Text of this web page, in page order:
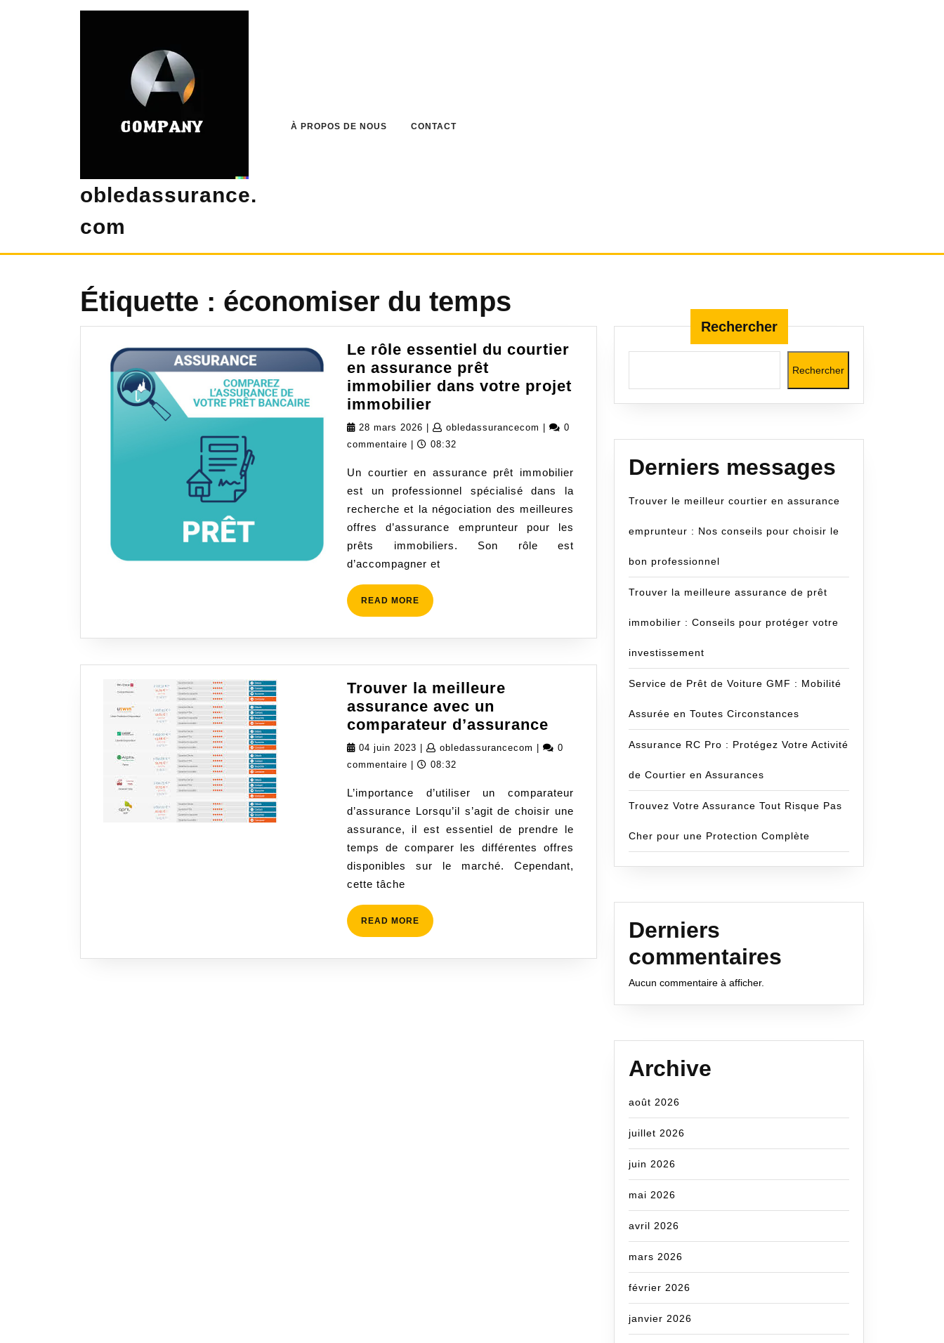
obledassurance.
com
À PROPOS DE NOUS CONTACT
Étiquette : économiser du temps
Le rôle essentiel du courtier
en assurance prêt
immobilier dans votre projet
immobilier
rôle
essentiel
courtier
en
assurance
prêt
immobilier
dans
projet
28 mars 2026 28
mars
obledassurancecom obledassurancecom
0
commentaire
08:32
Un courtier en assurance prêt immobilier
est un professionnel spécialisé dans la
recherche et la négociation des meilleures
offres d’assurance emprunteur pour les
prêts immobiliers. Son rôle est
d’accompagner et
READ MORE READ
MORE
Trouver la meilleure
assurance avec un
comparateur d’assurance
la
assurance
avec
un
comparateur
d’assurance
04 juin 2023 04
juin
obledassurancecom obledassurancecom
0
commentaire
08:32
L’importance d’utiliser un comparateur
d’assurance Lorsqu’il s’agit de choisir une
assurance, il est essentiel de prendre le
temps de comparer les différentes offres
disponibles sur le marché. Cependant,
cette tâche
READ MORE READ
MORE
Rechercher
Rechercher
Derniers messages
Trouver le meilleur courtier en assurance
emprunteur : Nos conseils pour choisir le
bon professionnel
Trouver la meilleure assurance de prêt
immobilier : Conseils pour protéger votre
investissement
Service de Prêt de Voiture GMF : Mobilité
Assurée en Toutes Circonstances
Assurance RC Pro : Protégez Votre Activité
de Courtier en Assurances
Trouvez Votre Assurance Tout Risque Pas
Cher pour une Protection Complète
Derniers
commentaires
Aucun commentaire à afficher.
Archive
août 2026
juillet 2026
juin 2026
mai 2026
avril 2026
mars 2026
février 2026
janvier 2026